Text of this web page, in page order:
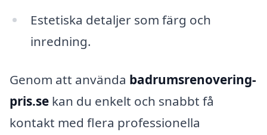
Estetiska detaljer som färg och
inredning.
Genom att använda badrumsrenovering-
pris.se kan du enkelt och snabbt få
kontakt med flera professionella